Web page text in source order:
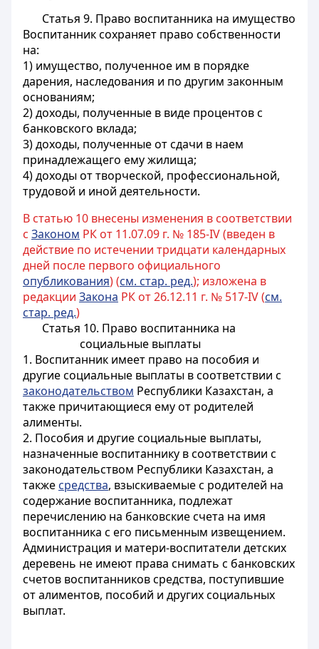
Статья 9. Право воспитанника на имущество
Воспитанник сохраняет право собственности
на:
1) имущество, полученное им в порядке
дарения, наследования и по другим законным
основаниям;
2) доходы, полученные в виде процентов с
банковского вклада;
3) доходы, полученные от сдачи в наем
принадлежащего ему жилища;
4) доходы от творческой, профессиональной,
трудовой и иной деятельности.
В статью 10 внесены изменения в соответствии
с Законом РК от 11.07.09 г. № 185-IV (введен в
действие по истечении тридцати календарных
дней после первого официального
опубликования) (см. стар. ред.); изложена в
редакции Закона РК от 26.12.11 г. № 517-IV (см.
стар. ред.)
Статья 10. Право воспитанника на
социальные выплаты
1. Воспитанник имеет право на пособия и
другие социальные выплаты в соответствии с
законодательством Республики Казахстан, а
также причитающиеся ему от родителей
алименты.
2. Пособия и другие социальные выплаты,
назначенные воспитаннику в соответствии с
законодательством Республики Казахстан, а
также средства, взыскиваемые с родителей на
содержание воспитанника, подлежат
перечислению на банковские счета на имя
воспитанника с его письменным извещением.
Администрация и матери-воспитатели детских
деревень не имеют права снимать с банковских
счетов воспитанников средства, поступившие
от алиментов, пособий и других социальных
выплат.